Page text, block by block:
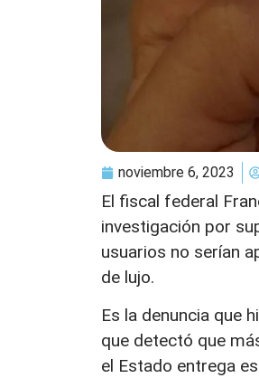
noviembre 6, 2023
El fiscal federal
investigación por
usuarios no serían
de lujo.
Es la denuncia que
que detectó que
el Estado entrega